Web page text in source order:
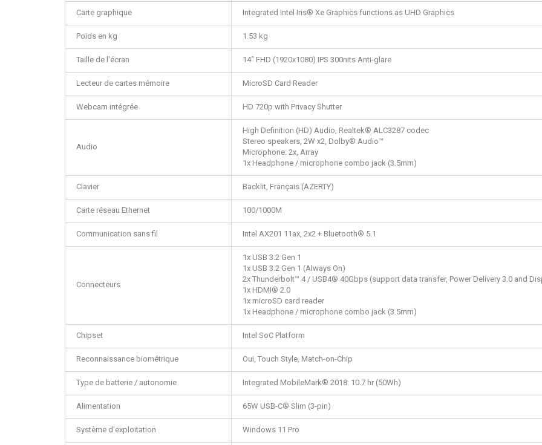
Carte graphique Integrated Intel Iris® Xe Graphics functions as UHD Graphics
Poids en kg 1.53 kg
Taille de l'écran 14" FHD (1920x1080) IPS 300nits Anti-glare
Lecteur de cartes mémoire MicroSD Card Reader
Webcam intégrée HD 720p with Privacy Shutter
Audio
High Definition (HD) Audio, Realtek® ALC3287 codec
Stereo speakers, 2W x2, Dolby® Audio™
Microphone: 2x, Array
1x Headphone / microphone combo jack (3.5mm)
Clavier Backlit, Français (AZERTY)
Carte réseau Ethernet 100/1000M
Communication sans fil Intel AX201 11ax, 2x2 + Bluetooth® 5.1
Connecteurs
1x USB 3.2 Gen 1
1x USB 3.2 Gen 1 (Always On)
2x Thunderbolt™ 4 / USB4® 40Gbps (support data transfer, Power Delivery 3.0 and
1x HDMI® 2.0
1x microSD card reader
1x Headphone / microphone combo jack (3.5mm)
Chipset Intel SoC Platform
Reconnaissance biométrique Oui, Touch Style, Match-on-Chip
Type de batterie / autonomie Integrated MobileMark® 2018: 10.7 hr (50Wh)
Alimentation 65W USB-C® Slim (3-pin)
Système d'exploitation Windows 11 Pro